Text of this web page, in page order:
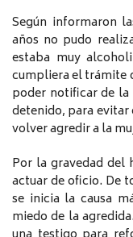
Según informaron
años no pudo
estaba muy
cumpliera el trámite
poder notificar de la
detenido, para evitar
volver agredir a la
Por la gravedad
actuar de oficio. De
se inicia la causa
miedo de la